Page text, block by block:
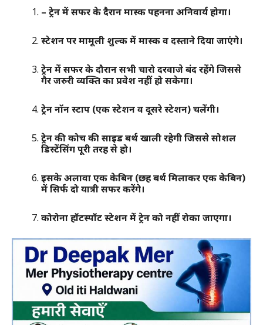
– ट्रेन में सफर के दैरान मास्क पहनना अनिवार्य होगा।
स्टेशन पर मामूली शुल्क में मास्क व दस्ताने दिया जाएंगे।
ट्रेन में सफर के दौरान सभी चारो दरवाजे बंद रहेंगे जिससे
गैर जरुरी व्यक्ति का प्रवेश नहीं हो सकेगा।
ट्रेन नॉन स्टाप (एक स्टेशन व दूसरे स्टेशन) चलेंगी।
ट्रेन की कोच की साइड बर्थ खाली रहेगी जिससे सोशल
डिस्टेंसिंग पूरी तरह से हो।
इसके अलावा एक केबिन (छह बर्थ मिलाकर एक केबिन)
में सिर्फ दो यात्री सफर करेंगे।
कोरोना हॉटस्पॉट स्टेशन में ट्रेन को नहीं रोका जाएगा।